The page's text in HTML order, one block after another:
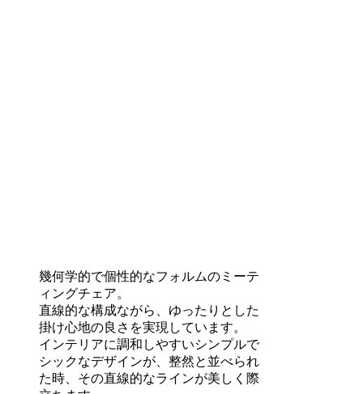
幾何学的で個性的なフォルムのミーテ
ィングチェア。
直線的な構成ながら、ゆったりとした
掛け心地の良さを実現しています。
インテリアに調和しやすいシンプルで
シックなデザインが、整然と並べられ
た時、その直線的なラインが美しく際